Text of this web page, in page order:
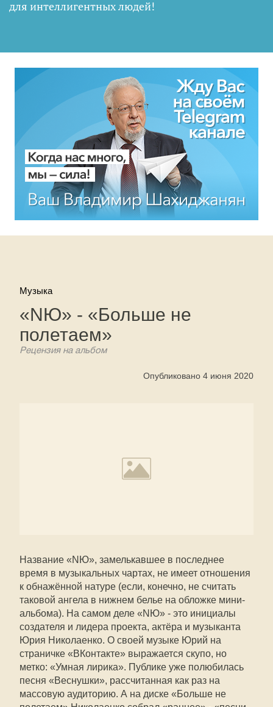
для интеллигентных людей!
Музыка
«NЮ» - «Больше не
полетаем»
Рецензия на альбом
Опубликовано 4 июня 2020
Название «NЮ», замелькавшее в последнее
время в музыкальных чартах, не имеет отношения
к обнажённой натуре (если, конечно, не считать
таковой ангела в нижнем белье на обложке мини-
альбома). На самом деле «NЮ» - это инициалы
создателя и лидера проекта, актёра и музыканта
Юрия Николаенко. О своей музыке Юрий на
страничке «ВКонтакте» выражается скупо, но
метко: «Умная лирика». Публике уже полюбилась
песня «Веснушки», рассчитанная как раз на
массовую аудиторию. А на диске «Больше не